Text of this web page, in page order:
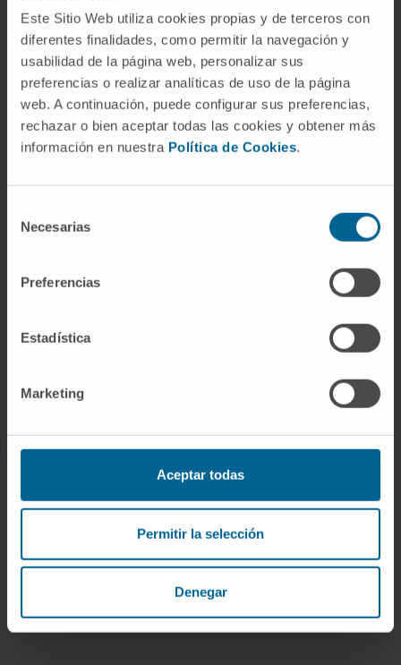
Este Sitio Web utiliza cookies propias y de terceros con
diferentes finalidades, como permitir la navegación y
usabilidad de la página web, personalizar sus
preferencias o realizar analíticas de uso de la página
web. A continuación, puede configurar sus preferencias,
rechazar o bien aceptar todas las cookies y obtener más
información en nuestra Política de Cookies.
Necesarias
Preferencias
Estadística
Marketing
Aceptar todas
Permitir la selección
Denegar
ABOUT CIMA
Who we are
Research Center of the Clinica
Campus of the Universidad de Navarra
Our Researchers
Technology platforms